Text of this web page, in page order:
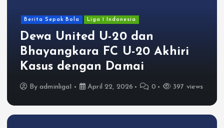
Berita Sepak Bola Liga 1 Indonesia
Dewa United U-20 dan
Bhayangkara FC U-20 Akhiri
Kasus dengan Damai
Byadminliga1 April 22, 2026 0 397 views